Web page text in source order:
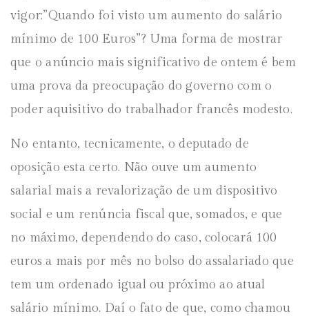
vigor:”Quando foi visto um aumento do salário
mínimo de 100 Euros”? Uma forma de mostrar
que o anúncio mais significativo de ontem é bem
uma prova da preocupação do governo com o
poder aquisitivo do trabalhador francês modesto.
No entanto, tecnicamente, o deputado de
oposição esta certo. Não ouve um aumento
salarial mais a revalorização de um dispositivo
social e um renúncia fiscal que, somados, e que
no máximo, dependendo do caso, colocará 100
euros a mais por mês no bolso do assalariado que
tem um ordenado igual ou próximo ao atual
salário mínimo. Daí o fato de que, como chamou